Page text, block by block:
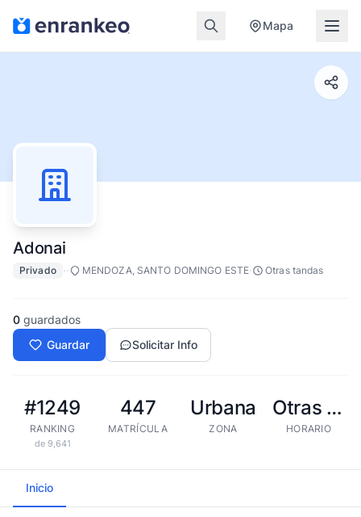
Mapa
Adonai
Privado ·· MENDOZA, SANTO DOMINGO ESTE· Otras tandas
0 guardados
Guardar
Solicitar Info
#1249
RANKING
de 9,641
447
MATRÍCULA
Urbana
ZONA
Otras tandas
HORARIO
Inicio